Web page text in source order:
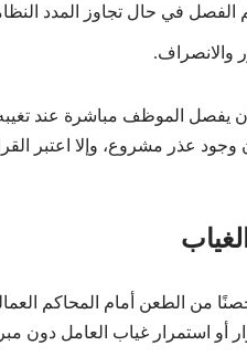
الفصل في حال تجاوز المدد
والانصراف.
الموظف مباشرة عند تغيبه؟
المنصوص عليها في المادة (80) ودون وجود عذر
من الطعن أمام المحاكم
أو استمرار غياب العامل دون